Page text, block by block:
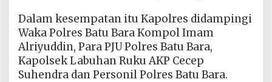
Dalam kesempatan itu Kapolres didampingi
Waka Polres Batu Bara Kompol Imam
Alriyuddin, Para PJU Polres Batu Bara,
Kapolsek Labuhan Ruku AKP Cecep
Suhendra dan Personil Polres Batu Bara.